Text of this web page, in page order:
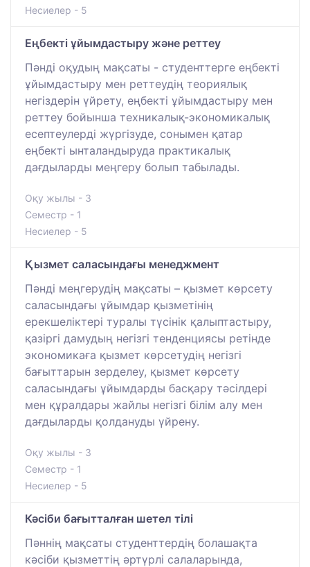
Несиелер - 5
Еңбекті ұйымдастыру және реттеу
Пәнді оқудың мақсаты - студенттерге еңбекті
ұйымдастыру мен реттеудің теориялық
негіздерін үйрету, еңбекті ұйымдастыру мен
реттеу бойынша техникалық-экономикалық
есептеулерді жүргізуде, сонымен қатар
еңбекті ынталандыруда практикалық
дағдыларды меңгеру болып табылады.
Оқу жылы - 3
Семестр - 1
Несиелер - 5
Қызмет саласындағы менеджмент
Пәнді меңгерудің мақсаты – қызмет көрсету
саласындағы ұйымдар қызметінің
ерекшеліктері туралы түсінік қалыптастыру,
қазіргі дамудың негізгі тенденциясы ретінде
экономикаға қызмет көрсетудің негізгі
бағыттарын зерделеу, қызмет көрсету
саласындағы ұйымдарды басқару тәсілдері
мен құралдары жайлы негізгі білім алу мен
дағдыларды қолдануды үйрену.
Оқу жылы - 3
Семестр - 1
Несиелер - 5
Кәсіби бағытталған шетел тілі
Пәннің мақсаты студенттердің болашақта
кәсіби қызметтің әртүрлі салаларында,